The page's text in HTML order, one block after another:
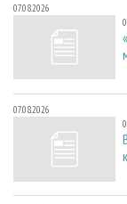
07.08.2026
07.08.2026